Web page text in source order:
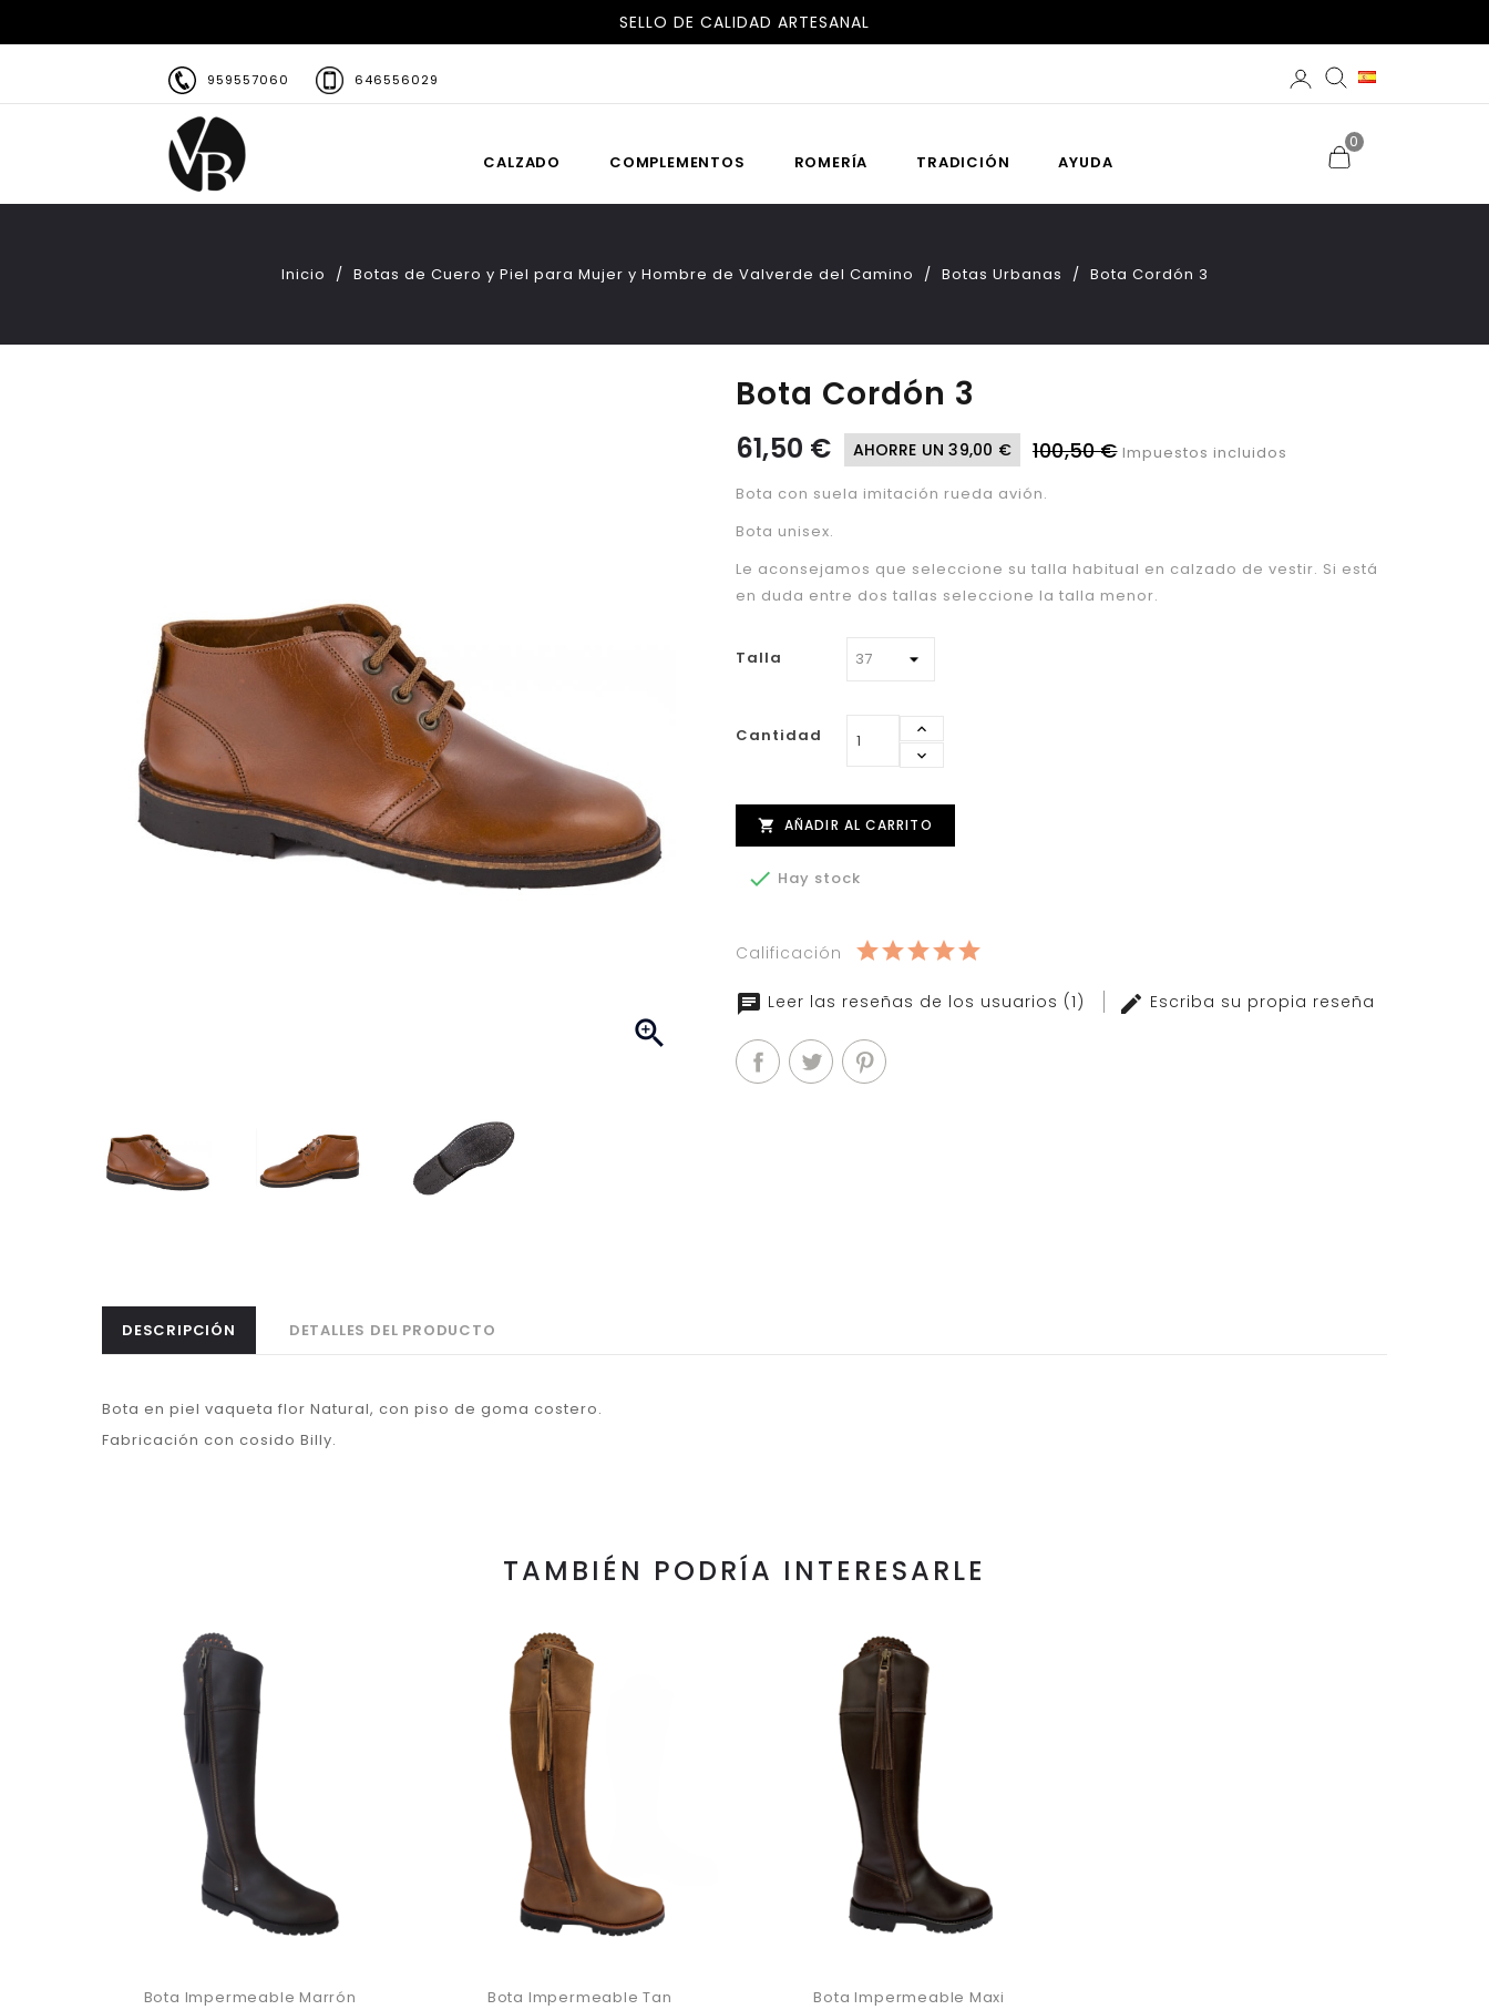
SELLO DE CALIDAD ARTESANAL
ENVÍOS GRATIS A ESPAÑA Y PORTUGAL
959557060 646556029
0
CALZADO
COMPLEMENTOS ROMERÍA TRADICIÓN AYUDA
Inicio Botas de Cuero y Piel para Mujer y Hombre de Valverde del Camino Botas Urbanas Bota Cordón 3

Bota Cordón 3
61,50 € AHORRE UN 39,00 € 100,50 € Impuestos incluidos
Bota con suela imitación rueda avión.
Bota unisex.
Le aconsejamos que seleccione su talla habitual en calzado de vestir. Si está
en duda entre dos tallas seleccione la talla menor.
Talla
Cantidad
 AÑADIR AL CARRITO
 Hay stock
Calificación
Leer las reseñas de los usuarios (1) Escriba su propia reseña
DESCRIPCIÓN DETALLES DEL PRODUCTO
Bota en piel vaqueta flor Natural, con piso de goma costero.
Fabricación con cosido Billy.
TAMBIÉN PODRÍA INTERESARLE
Bota Impermeable Marrón Bota Impermeable Tan Bota Impermeable Maxi